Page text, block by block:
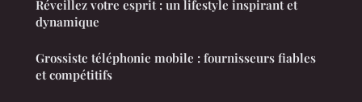
Réveillez votre esprit : un lifestyle inspirant et
dynamique
Grossiste téléphonie mobile : fournisseurs fiables
et compétitifs